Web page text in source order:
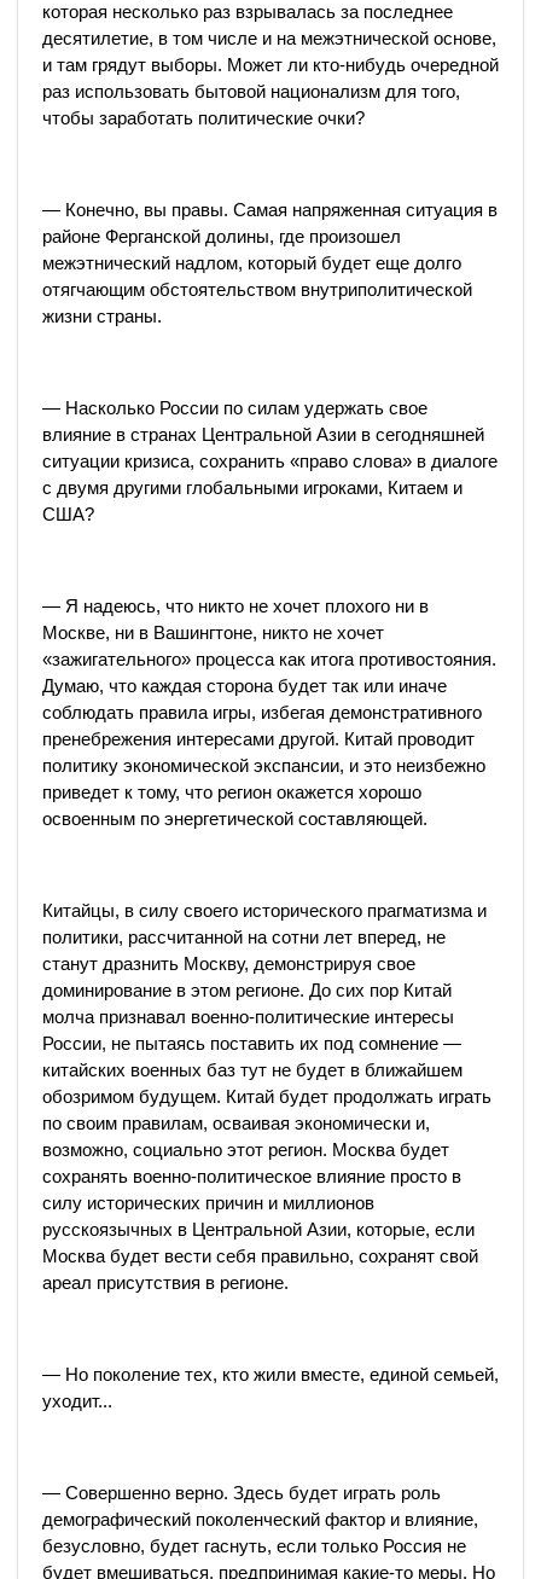
которая несколько раз взрывалась за последнее
десятилетие, в том числе и на межэтнической основе,
и там грядут выборы. Может ли кто-нибудь очередной
раз использовать бытовой национализм для того,
чтобы заработать политические очки?
— Конечно, вы правы. Самая напряженная ситуация в
районе Ферганской долины, где произошел
межэтнический надлом, который будет еще долго
отягчающим обстоятельством внутриполитической
жизни страны.
— Насколько России по силам удержать свое
влияние в странах Центральной Азии в сегодняшней
ситуации кризиса, сохранить «право слова» в диалоге
с двумя другими глобальными игроками, Китаем и
США?
— Я надеюсь, что никто не хочет плохого ни в
Москве, ни в Вашингтоне, никто не хочет
«зажигательного» процесса как итога противостояния.
Думаю, что каждая сторона будет так или иначе
соблюдать правила игры, избегая демонстративного
пренебрежения интересами другой. Китай проводит
политику экономической экспансии, и это неизбежно
приведет к тому, что регион окажется хорошо
освоенным по энергетической составляющей.
Китайцы, в силу своего исторического прагматизма и
политики, рассчитанной на сотни лет вперед, не
станут дразнить Москву, демонстрируя свое
доминирование в этом регионе. До сих пор Китай
молча признавал военно-политические интересы
России, не пытаясь поставить их под сомнение —
китайских военных баз тут не будет в ближайшем
обозримом будущем. Китай будет продолжать играть
по своим правилам, осваивая экономически и,
возможно, социально этот регион. Москва будет
сохранять военно-политическое влияние просто в
силу исторических причин и миллионов
русскоязычных в Центральной Азии, которые, если
Москва будет вести себя правильно, сохранят свой
ареал присутствия в регионе.
— Но поколение тех, кто жили вместе, единой семьей,
уходит...
— Совершенно верно. Здесь будет играть роль
демографический поколенческий фактор и влияние,
безусловно, будет гаснуть, если только Россия не
будет вмешиваться, предпринимая какие-то меры. Но